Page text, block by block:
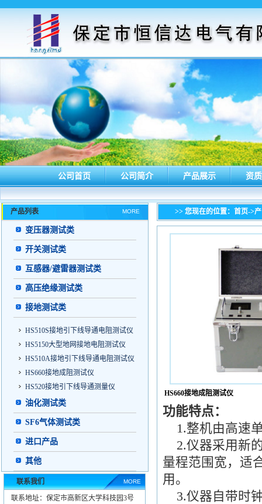
公司首页 公司简介 产品展示 资
产品列表 MORE
变压器测试类
开关测试类
互感器/避雷器测试类
高压绝缘测试类
接地测试类
HS510S接地引下线导通电阻测试仪
HS5150大型地网接地电阻测试仪
HS510A接地引下线导通电阻测试仪
HS660接地成阻测试仪
HS520接地引下线导通测量仪
油化测试类
SF6气体测试类
进口产品
其他
联系我们 MORE
联系地址：保定市高新区大学科技园3号
>> 您现在的位置： 首页->
HS660接地成阻测试仪
功能特点：
1.整机由高速
2.仪器采用新
量程范围宽，适
用。
3.仪器自带时